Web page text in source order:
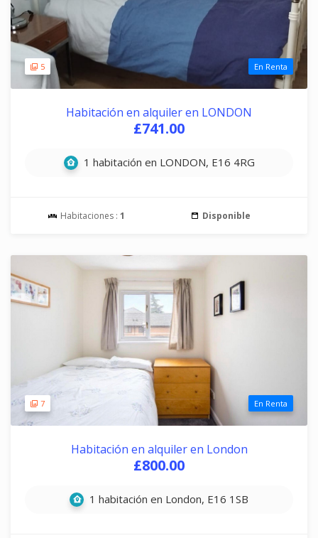
5 En Renta
Habitación en alquiler en LONDON
£741.00
1 habitación en LONDON, E16 4RG
Habitaciones : 1 Disponible
7 En Renta
Habitación en alquiler en London
£800.00
1 habitación en London, E16 1SB